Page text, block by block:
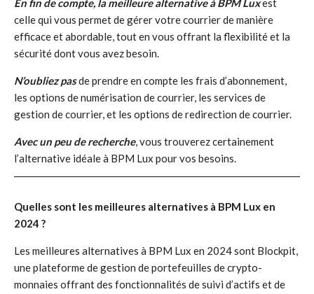
En fin de compte, la meilleure alternative à BPM Luxest
celle qui vous permet de gérer votre courrier de manière
efficace et abordable, tout en vous offrant la flexibilité et la
sécurité dont vous avez besoin.
N’oubliez pasde prendre en compte les frais d’abonnement,
les options de numérisation de courrier, les services de
gestion de courrier, et les options de redirection de courrier.
Avec un peu de recherche, vous trouverez certainement
l’alternative idéale à BPM Lux pour vos besoins.
Quelles sont les meilleures alternatives à BPM Lux en
2024 ?
Les meilleures alternatives à BPM Lux en 2024 sont Blockpit,
une plateforme de gestion de portefeuilles de crypto-
monnaies offrant des fonctionnalités de suivi d’actifs et de